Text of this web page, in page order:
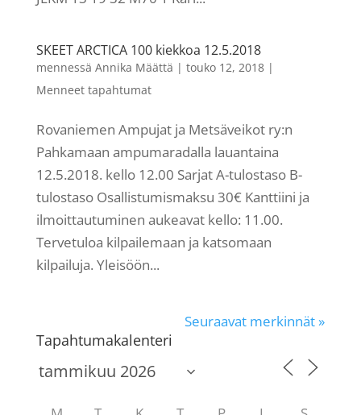
SKEET ARCTICA 100 kiekkoa 12.5.2018
mennessä Annika Määttä | touko 12, 2018|
Menneet tapahtumat
Rovaniemen Ampujat ja Metsäveikot ry:n
Pahkamaan ampumaradalla lauantaina
12.5.2018. kello 12.00 Sarjat A-tulostaso B-
tulostaso Osallistumismaksu 30€ Kanttiini ja
ilmoittautuminen aukeavat kello: 11.00.
Tervetuloa kilpailemaan ja katsomaan
kilpailuja. Yleisöön...
Seuraavat merkinnät »
Tapahtumakalenteri